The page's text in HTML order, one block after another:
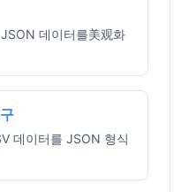
데이터를美观화
데이터를 JSON 형식